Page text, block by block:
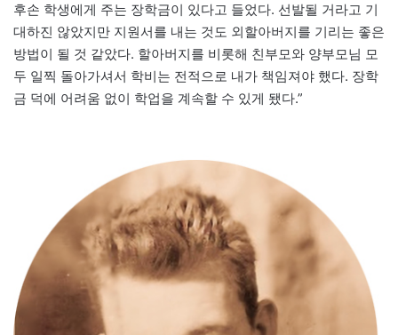
후손 학생에게 주는 장학금이 있다고 들었다. 선발될 거라고 기
대하진 않았지만 지원서를 내는 것도 외할아버지를 기리는 좋은
방법이 될 것 같았다. 할아버지를 비롯해 친부모와 양부모님 모
두 일찍 돌아가셔서 학비는 전적으로 내가 책임져야 했다. 장학
금 덕에 어려움 없이 학업을 계속할 수 있게 됐다.”